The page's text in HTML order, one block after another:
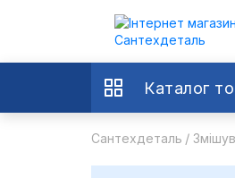
Каталог
Сантехдеталь